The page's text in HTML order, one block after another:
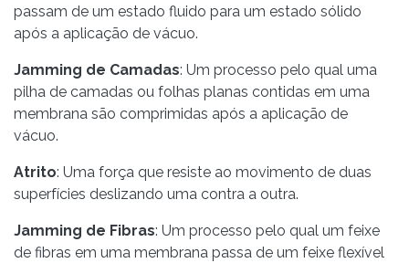
passam de um estado fluido para um estado sólido
após a aplicação de vácuo.
Jamming de Camadas: Um processo pelo qual uma
pilha de camadas ou folhas planas contidas em uma
membrana são comprimidas após a aplicação de
vácuo.
Atrito: Uma força que resiste ao movimento de duas
superfícies deslizando uma contra a outra.
Jamming de Fibras: Um processo pelo qual um feixe
de fibras em uma membrana passa de um feixe flexível